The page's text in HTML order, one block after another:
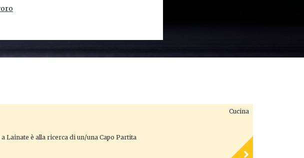
Cucina
Lainate è alla ricerca di un/una Capo Partita